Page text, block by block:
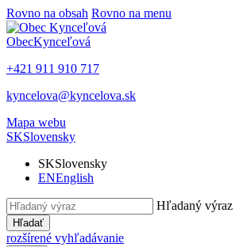
Rovno na obsah Rovno na menu
ObecKynceľová
+421 911 910 717
kyncelova@kyncelova.sk
Mapa webu
SKSlovensky
SKSlovensky
ENEnglish
Hľadaný výraz
Hľadať
rozšírené vyhľadávanie